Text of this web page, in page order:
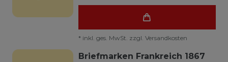
* inkl. ges. MwSt. zzgl. Versandkosten
Briefmarken Frankreich 1867